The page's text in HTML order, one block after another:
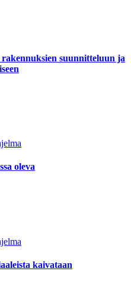
suunnitteluun ja
oleva
kaivataan